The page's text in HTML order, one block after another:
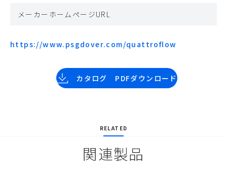
メーカーホームページURL
https://www.psgdover.com/quattroflow
カタログ PDFダウンロード
RELATED
関連製品